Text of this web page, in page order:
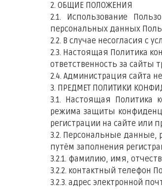
2. ОБЩИЕ ПОЛОЖЕНИЯ
2.1. Использование
персональных данных
2.2. В случае несогласия с
2.3. Настоящая Политика
ответственность за сайты
2.4. Администрация сайта
3. ПРЕДМЕТ ПОЛИТИКИ
3.1. Настоящая Политика
режима защиты
регистрации на сайте или
3.2. Персональные данные,
путём заполнения
3.2.1. фамилию, имя,
3.2.2. контактный телефон
3.2.3. адрес электронной